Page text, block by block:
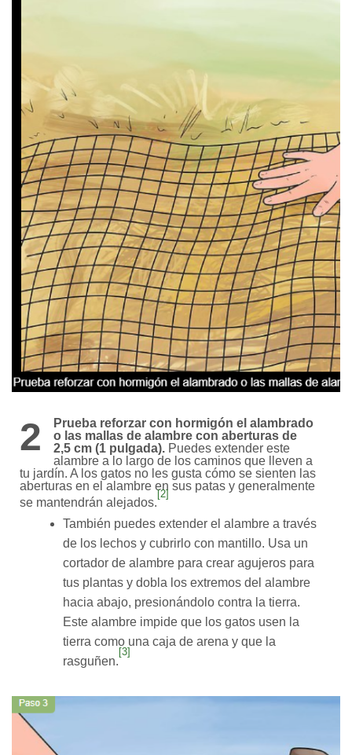
2
Prueba reforzar con hormigón el alambrado
o las mallas de alambre con aberturas de
2,5 cm (1 pulgada). Puedes extender este
alambre a lo largo de los caminos que lleven a
tu jardín. A los gatos no les gusta cómo se sienten las
aberturas en el alambre en sus patas y generalmente
se mantendrán alejados.
[2]
También puedes extender el alambre a través
de los lechos y cubrirlo con mantillo. Usa un
cortador de alambre para crear agujeros para
tus plantas y dobla los extremos del alambre
hacia abajo, presionándolo contra la tierra.
Este alambre impide que los gatos usen la
tierra como una caja de arena y que la
rasguñen.
[3]